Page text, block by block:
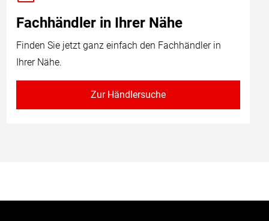
Fachhändler in Ihrer Nähe
Finden Sie jetzt ganz einfach den Fachhändler in
Ihrer Nähe.
Zur Händlersuche